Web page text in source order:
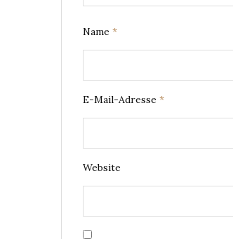
Name *
E-Mail-Adresse *
Website